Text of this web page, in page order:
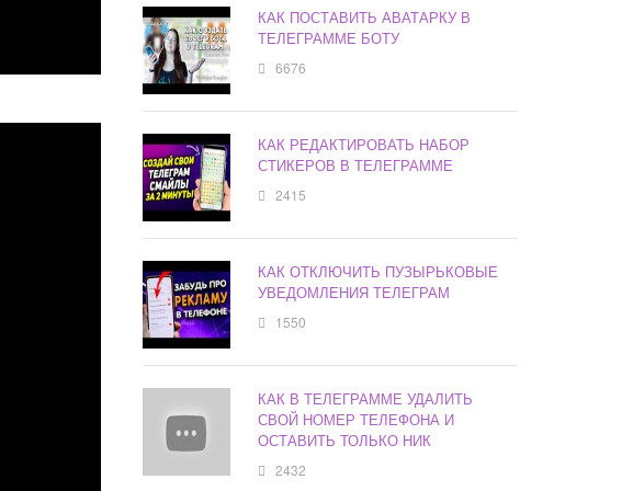
КАК ПОСТАВИТЬ АВАТАРКУ В
ТЕЛЕГРАММЕ БОТУ
6676
КАК РЕДАКТИРОВАТЬ НАБОР
СТИКЕРОВ В ТЕЛЕГРАММЕ
2415
КАК ОТКЛЮЧИТЬ ПУЗЫРЬКОВЫЕ
УВЕДОМЛЕНИЯ ТЕЛЕГРАМ
1550
КАК В ТЕЛЕГРАММЕ УДАЛИТЬ
СВОЙ НОМЕР ТЕЛЕФОНА И
ОСТАВИТЬ ТОЛЬКО НИК
2432